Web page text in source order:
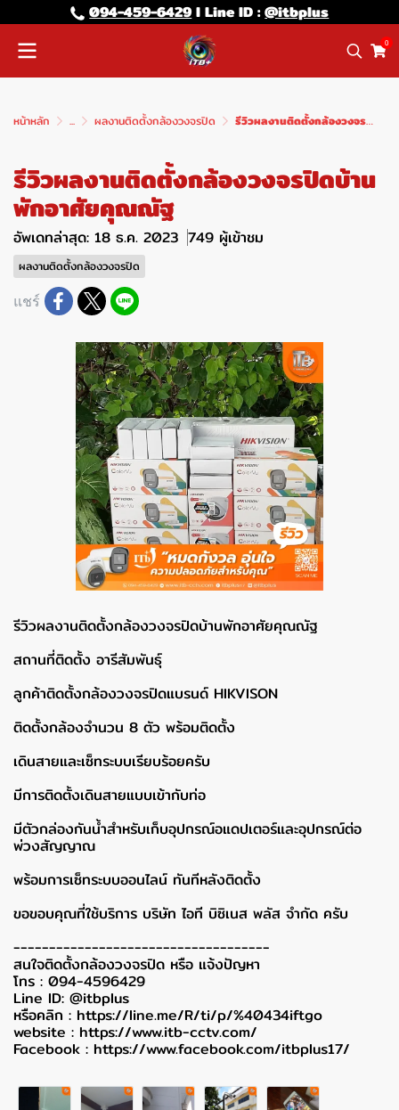
094-459-6429l Line lD :@itbplus
0
หน้าหลัก ... ผลงานติดตั้งกล้องวงจรปิด รีวิวผลงานติดตั้งกล้องวงจรปิดบ้านพักอาศัยคุณณัฐ
รีวิวผลงานติดตั้งกล้องวงจรปิดบ้าน
พักอาศัยคุณณัฐ
อัพเดทล่าสุด: 18 ธ.ค. 2023 749 ผู้เข้าชม
ผลงานติดตั้งกล้องวงจรปิด
แชร์
รีวิวผลงานติดตั้งกล้องวงจรปิดบ้านพักอาศัยคุณณัฐ
สถานที่ติดตั้ง อารีสัมพันธุ์
ลูกค้าติดตั้งกล้องวงจรปิดแบรนด์ HIKVISON
ติดตั้งกล้องจำนวน 8 ตัว พร้อมติดตั้ง
เดินสายและเซ็ทระบบเรียบร้อยครับ
มีการติดตั้งเดินสายแบบเข้ากับท่อ
มีตัวกล่องกันน้ำสำหรับเก็บอุปกรณ์อแดปเตอร์และอุปกรณ์ต่อ
พ่วงสัญญาณ
พร้อมการเซ็ทระบบออนไลน์ ทันทีหลังติดตั้ง
ขอขอบคุณที่ใช้บริการ บริษัท ไอที บิซิเนส พลัส จำกัด ครับ
------------------------------------
สนใจติดตั้งกล้องวงจรปิด หรือ แจ้งปัญหา
โทร : 094-4596429
Line ID: @itbplus
หรือคลิก : https://line.me/R/ti/p/%40434iftgo
website : https://www.itb-cctv.com/
Facebook : https://www.facebook.com/itbplus17/